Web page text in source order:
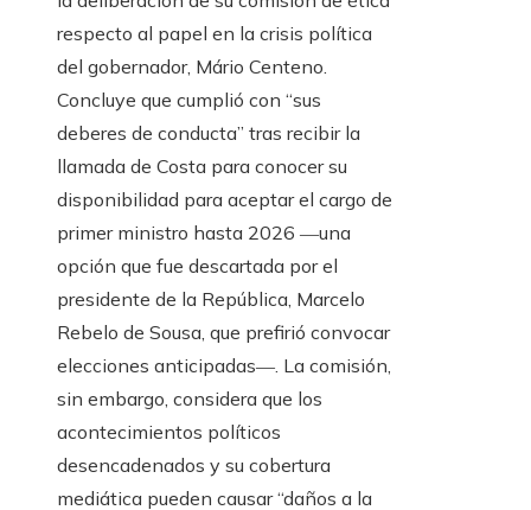
respecto al papel en la crisis política
del gobernador, Mário Centeno.
Concluye que cumplió con “sus
deberes de conducta” tras recibir la
llamada de Costa para conocer su
disponibilidad para aceptar el cargo de
primer ministro hasta 2026 ―una
opción que fue descartada por el
presidente de la República, Marcelo
Rebelo de Sousa, que prefirió convocar
elecciones anticipadas―. La comisión,
sin embargo, considera que los
acontecimientos políticos
desencadenados y su cobertura
mediática pueden causar “daños a la